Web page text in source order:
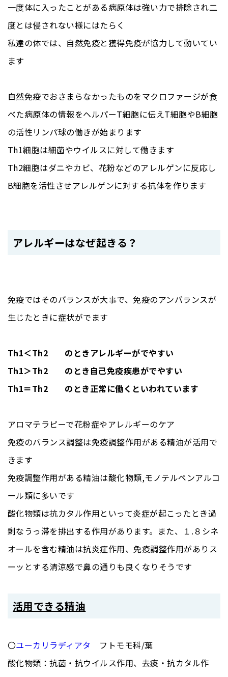
一度体に入ったことがある病原体は強い力で排除され二
度とは侵されない様にはたらく
私達の体では、自然免疫と獲得免疫が協力して動いてい
ます
自然免疫でおさまらなかったものをマクロファージが食
べた病原体の情報をヘルパーT細胞に伝えT細胞やB細胞
の活性リンパ球の働きが始まります
Th1細胞は細菌やウイルスに対して働きます
Th2細胞はダニやカビ、花粉などのアレルゲンに反応し
B細胞を活性させアレルゲンに対する抗体を作ります
アレルギーはなぜ起きる？
免疫ではそのバランスが大事で、免疫のアンバランスが
生じたときに症状がでます
Th1＜Th2 のときアレルギーがでやすい
Th1＞Th2 のとき自己免疫疾患がでやすい
Th1＝Th2 のとき正常に働くといわれています
アロマテラピーで花粉症やアレルギーのケア
免疫のバランス調整は免疫調整作用がある精油が活用で
きます
免疫調整作用がある精油は酸化物類,モノテルペンアルコ
ール類に多いです
酸化物類は抗カタル作用といって炎症が起こったとき過
剰なうっ滞を排出する作用があります。また、１.８シネ
オールを含む精油は抗炎症作用、免疫調整作用がありス
ーッとする清涼感で鼻の通りも良くなりそうです
活用できる精油
〇ユーカリラディアタ
フトモモ科/葉
酸化物類：抗菌・抗ウイルス作用、去痰・抗カタル作